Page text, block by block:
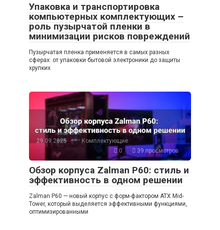
Упаковка и транспортировка
компьютерных комплектующих –
роль пузырчатой пленки в
минимизации рисков повреждений
Пузырчатая пленка применяется в самых разных
сферах: от упаковки бытовой электроники до защиты
хрупких
29.09.2025
Комплектующие
0
39 просмотров
Обзор корпуса Zalman P60: стиль и
эффективность в одном решении
Zalman P60 — новый корпус с форм-фактором ATX Mid-
Tower, который выделяется эффективными функциями,
оптимизированными